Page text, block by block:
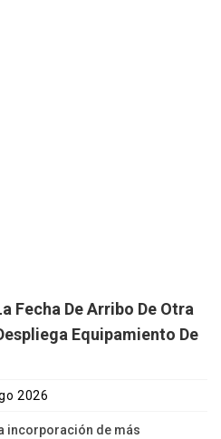
Fecha De Arribo De Otra
Equipamiento De
2026
incorporación de más